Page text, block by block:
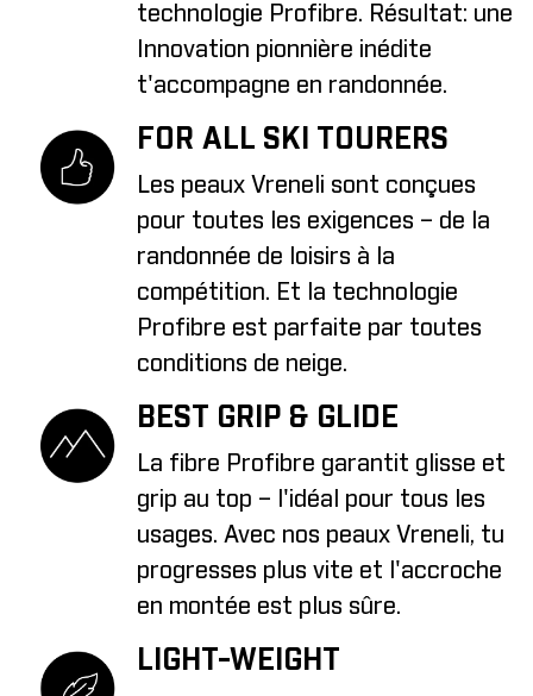
technologie Profibre. Résultat: une
Innovation pionnière inédite
t'accompagne en randonnée.
FOR ALL SKI TOURERS
Les peaux Vreneli sont conçues
pour toutes les exigences – de la
randonnée de loisirs à la
compétition. Et la technologie
Profibre est parfaite par toutes
conditions de neige.
BEST GRIP & GLIDE
La fibre Profibre garantit glisse et
grip au top – l'idéal pour tous les
usages. Avec nos peaux Vreneli, tu
progresses plus vite et l'accroche
en montée est plus sûre.
LIGHT-WEIGHT